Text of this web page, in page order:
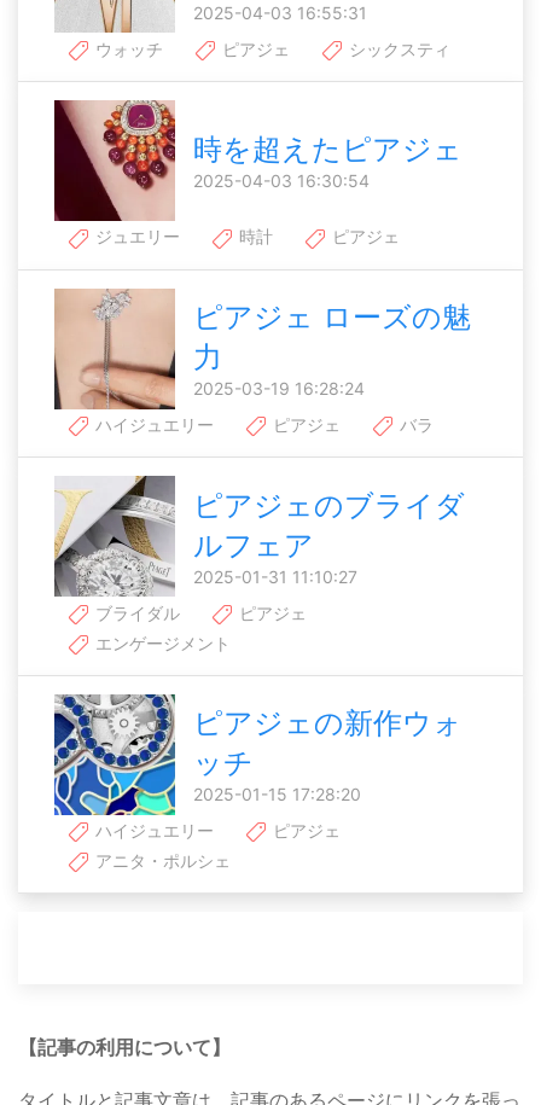
2025-04-03 16:55:31
ウォッチ
ピアジェ シックスティ
時を超えたピアジェ
2025-04-03 16:30:54
ジュエリー 時計 ピアジェ
ピアジェ ローズの魅
力
2025-03-19 16:28:24
ハイジュエリー
ピアジェ バラ
ピアジェのブライダ
ルフェア
2025-01-31 11:10:27
ブライダル
ピアジェ
エンゲージメント
ピアジェの新作ウォ
ッチ
2025-01-15 17:28:20
ハイジュエリー
ピアジェ
アニタ・ポルシェ
【記事の利用について】